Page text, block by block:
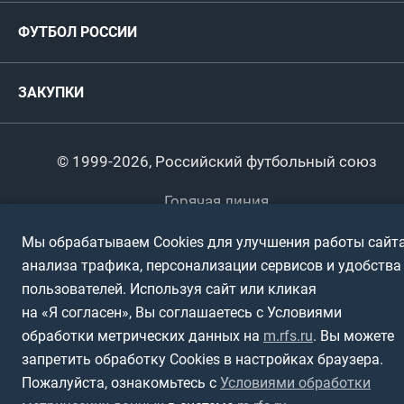
Титулы и трофеи
Международные
Турниры клубов
Регионы
ФУТБОЛ РОССИИ
Пляжный
ПОДА-футбол
Футбольное двоеборье
Интерактивный
Любители
Спортшколы
Дети
Спортсмены с ОВЗ
ЗАКУПКИ
© 1999-2026, Российский футбольный союз
Горячая линия
Политика обработки персональных данных
Использование информации
Полная версия сайта
Мы обрабатываем Cookies для улучшения работы
анализа трафика, персонализации сервисов и удобства
пользователей. Используя сайт или кликая
на «Я согласен», Вы соглашаетесь с Условиями
обработки метрических данных на m.rfs.ru. Вы можете
запретить обработку Cookies в настройках браузера.
Пожалуйста, ознакомьтесь с Условиями обработки